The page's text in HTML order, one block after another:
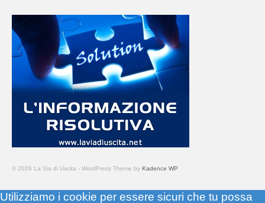
© 2026 La Via di Uscita - WordPress Theme by Kadence WP
Utilizziamo i cookie per essere sicuri che tu possa